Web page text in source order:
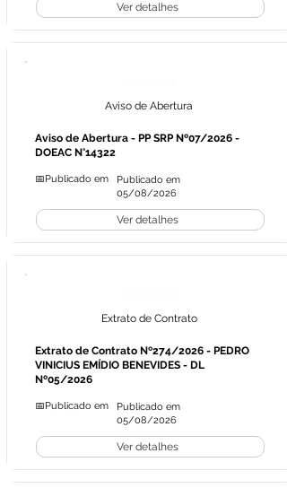
Ver detalhes
Aviso de Abertura
Aviso de Abertura - PP SRP Nº07/2026 -
DOEAC N°14322
📅Publicado em
Publicado em
05/08/2026
Ver detalhes
Extrato de Contrato
Extrato de Contrato Nº274/2026 - PEDRO
VINICIUS EMÍDIO BENEVIDES - DL
Nº05/2026
📅Publicado em
Publicado em
05/08/2026
Ver detalhes